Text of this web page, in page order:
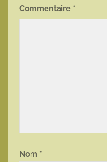
Commentaire *
Nom *